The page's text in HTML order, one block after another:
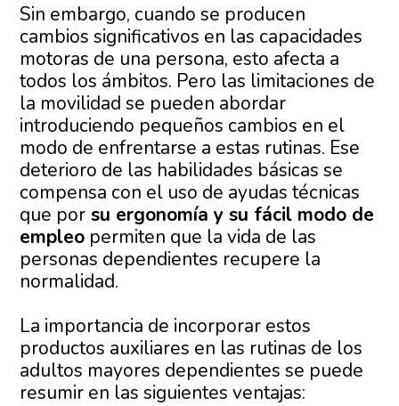
Sin embargo, cuando se producen
cambios significativos en las capacidades
motoras de una persona, esto afecta a
todos los ámbitos. Pero las limitaciones de
la movilidad se pueden abordar
introduciendo pequeños cambios en el
modo de enfrentarse a estas rutinas. Ese
deterioro de las habilidades básicas se
compensa con el uso de ayudas técnicas
que por su ergonomía y su fácil modo de
empleo permiten que la vida de las
personas dependientes recupere la
normalidad.
La importancia de incorporar estos
productos auxiliares en las rutinas de los
adultos mayores dependientes se puede
resumir en las siguientes ventajas: